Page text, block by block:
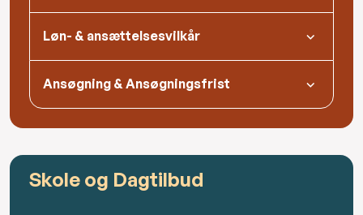
Løn- & ansættelsesvilkår
Ansøgning & Ansøgningsfrist
Skole og Dagtilbud